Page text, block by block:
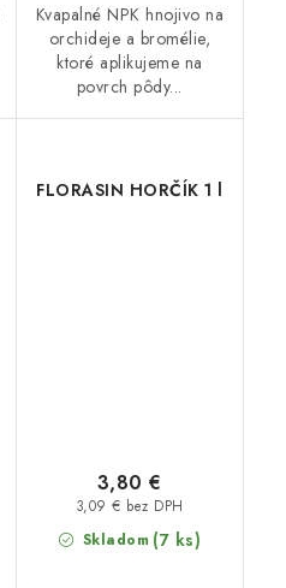
Kvapalné NPK hnojivo na
orchideje a bromélie,
ktoré aplikujeme na
povrch pôdy...
FLORASIN HORČÍK 1 l
Skladom (7 ks)
3,09 € bez DPH
3,80 €